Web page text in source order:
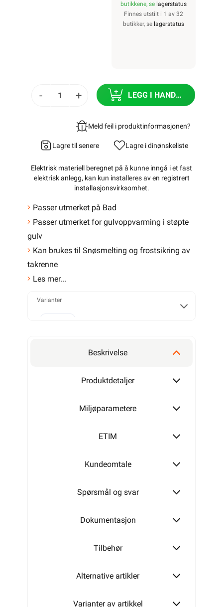
butikkene, se lagerstatus
Finnes utstilt i 1 av 32
butikker, se lagerstatus
- + LEGG I HANDLEKURV
Meld feil i produktinformasjonen?
Lagre til senere Lagre i dinønskeliste
Elektrisk materiell beregnet på å kunne inngå i et fast
elektrisk anlegg, kan kun installeres av en registrert
installasjonsvirksomhet.
Passer utmerket på Bad
Passer utmerket for gulvoppvarming i støpte
gulv
Kan brukes til Snøsmelting og frostsikring av
takrenne
Les mer...
Varianter
400W
600W
1000W
Beskrivelse
Produktdetaljer
Miljøparametere
ETIM
Kundeomtale
Spørsmål og svar
Dokumentasjon
Tilbehør
Alternative artikler
Varianter av artikkel